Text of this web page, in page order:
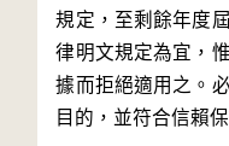
規定，至剩餘年度
律明文規定為宜，
據而拒絕適用之。
目的，並符合信賴